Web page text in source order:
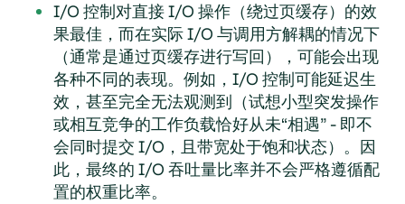
I/O 控制对直接 I/O 操作（绕过页缓存）的效
果最佳，而在实际 I/O 与调用方解耦的情况下
（通常是通过页缓存进行写回），可能会出现
各种不同的表现。例如，I/O 控制可能延迟生
效，甚至完全无法观测到（试想小型突发操作
或相互竞争的工作负载恰好从未“相遇”- 即不
会同时提交 I/O，且带宽处于饱和状态）。因
此，最终的 I/O 吞吐量比率并不会严格遵循配
置的权重比率。